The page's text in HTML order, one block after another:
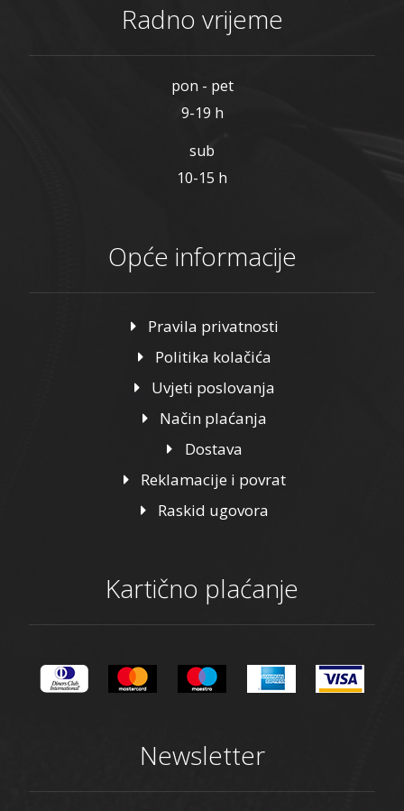
Radno vrijeme
pon - pet
9-19 h
sub
10-15 h
Opće informacije
Pravila privatnosti
Politika kolačića
Uvjeti poslovanja
Način plaćanja
Dostava
Reklamacije i povrat
Raskid ugovora
Kartično plaćanje
Newsletter